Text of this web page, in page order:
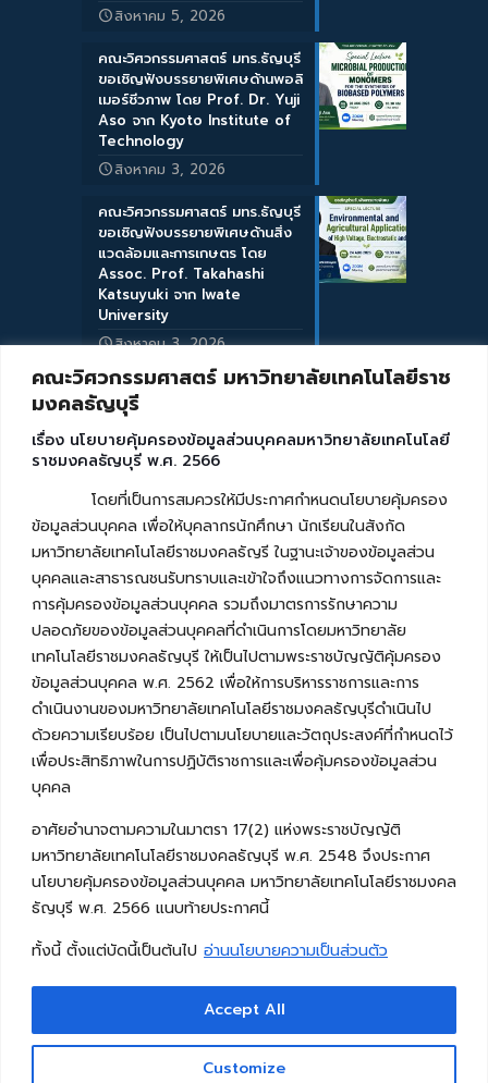
คณะวิศวกรรมศาสตร์ มหาวิทยาลัยเทคโนโลยีราช
มงคลธัญบุรี
เรื่อง นโยบายคุ้มครองข้อมูลส่วนบุคคลมหาวิทยาลัยเทคโนโลยี
ราชมงคลธัญบุรี พ.ศ. 2566
โดยที่เป็นการสมควรให้มีประกาศกำหนดนโยบายคุ้มครอง
ข้อมูลส่วนบุคคล เพื่อให้บุคลากรนักศึกษา นักเรียนในสังกัด
มหาวิทยาลัยเทคโนโลยีราชมงคลธัญรี ในฐานะเจ้าของข้อมูลส่วน
บุคคลและสาธารณชนรับทราบและเข้าใจถึงแนวทางการจัดการและ
การคุ้มครองข้อมูลส่วนบุคคล รวมถึงมาตรการรักษาความ
ปลอดภัยของข้อมูลส่วนบุคคลที่ดำเนินการโดยมหาวิทยาลัย
เทคโนโลยีราชมงคลธัญบุรี ให้เป็นไปตามพระราชบัญญัติคุ้มครอง
ข้อมูลส่วนบุคคล พ.ศ. 2562 เพื่อให้การบริหารราชการและการ
ดำเนินงานของมหาวิทยาลัยเทคโนโลยีราชมงคลธัญบุรีดำเนินไป
ด้วยความเรียบร้อย เป็นไปตามนโยบายและวัตถุประสงค์ที่กำหนดไว้
เพื่อประสิทธิภาพในการปฏิบัติราชการและเพื่อคุ้มครองข้อมูลส่วน
บุคคล
อาศัยอำนาจตามความในมาตรา 17(2) แห่งพระราชบัญญัติ
มหาวิทยาลัยเทคโนโลยีราชมงคลธัญบุรี พ.ศ. 2548 จึงประกาศ
นโยบายคุ้มครองข้อมูลส่วนบุคคล มหาวิทยาลัยเทคโนโลยีราชมงคล
ธัญบุรี พ.ศ. 2566 แนบท้ายประกาศนี้
ทั้งนี้ ตั้งแต่บัดนี้เป็นต้นไป อ่านนโยบายความเป็นส่วนตัว
Customize
Accept All
สิงหาคม 5, 2026
คณะวิศวกรรมศาสตร์ มทร.ธัญบุรี
ขอเชิญฟังบรรยายพิเศษด้านพอลิ
เมอร์ชีวภาพ โดย Prof. Dr. Yuji
Aso จาก Kyoto Institute of
Technology
สิงหาคม 3, 2026
คณะวิศวกรรมศาสตร์ มทร.ธัญบุรี
ขอเชิญฟังบรรยายพิเศษด้านสิ่ง
แวดล้อมและการเกษตร โดย
Assoc. Prof. Takahashi
Katsuyuki จาก Iwate
University
สิงหาคม 3, 2026
Copyright © 2026 คณะวิศวกรรมศาสตร์ มหาวิทยาลัย
เทคโนโลยีราชมงคลธัญบุรี